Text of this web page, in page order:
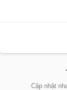
Cập nhật